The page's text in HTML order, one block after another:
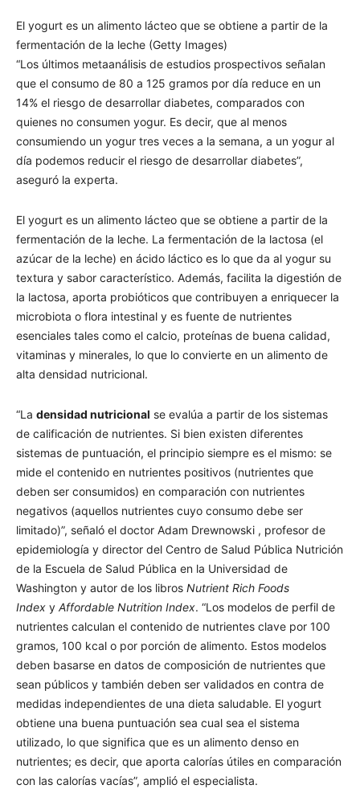
El yogurt es un alimento lácteo que se obtiene a partir de la
fermentación de la leche (Getty Images)
“Los últimos metaanálisis de estudios prospectivos señalan
que el consumo de 80 a 125 gramos por día reduce en un
14% el riesgo de desarrollar diabetes, comparados con
quienes no consumen yogur. Es decir, que al menos
consumiendo un yogur tres veces a la semana, a un yogur al
día podemos reducir el riesgo de desarrollar diabetes”,
aseguró la experta.
El yogurt es un alimento lácteo que se obtiene a partir de la
fermentación de la leche. La fermentación de la lactosa (el
azúcar de la leche) en ácido láctico es lo que da al yogur su
textura y sabor característico. Además, facilita la digestión de
la lactosa, aporta probióticos que contribuyen a enriquecer la
microbiota o flora intestinal y es fuente de nutrientes
esenciales tales como el calcio, proteínas de buena calidad,
vitaminas y minerales, lo que lo convierte en un alimento de
alta densidad nutricional.
“La densidad nutricional se evalúa a partir de los sistemas
de calificación de nutrientes. Si bien existen diferentes
sistemas de puntuación, el principio siempre es el mismo: se
mide el contenido en nutrientes positivos (nutrientes que
deben ser consumidos) en comparación con nutrientes
negativos (aquellos nutrientes cuyo consumo debe ser
limitado)”, señaló el doctor Adam Drewnowski , profesor de
epidemiología y director del Centro de Salud Pública Nutrición
de la Escuela de Salud Pública en la Universidad de
Washington y autor de los libros Nutrient Rich Foods
Index y Affordable Nutrition Index. “Los modelos de perfil de
nutrientes calculan el contenido de nutrientes clave por 100
gramos, 100 kcal o por porción de alimento. Estos modelos
deben basarse en datos de composición de nutrientes que
sean públicos y también deben ser validados en contra de
medidas independientes de una dieta saludable. El yogurt
obtiene una buena puntuación sea cual sea el sistema
utilizado, lo que significa que es un alimento denso en
nutrientes; es decir, que aporta calorías útiles en comparación
con las calorías vacías”, amplió el especialista.